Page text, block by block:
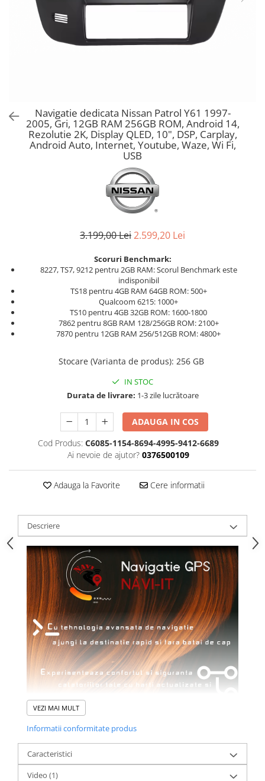
Navigatie dedicata Nissan Patrol Y61 1997-
2005, Gri, 12GB RAM 256GB ROM, Android 14,
Rezolutie 2K, Display QLED, 10", DSP, Carplay,
Android Auto, Internet, Youtube, Waze, Wi Fi,
USB
3.199,00 Lei2.599,20 Lei
Scoruri Benchmark:
8227, TS7, 9212 pentru 2GB RAM: Scorul Benchmark este
indisponibil
TS18 pentru 4GB RAM 64GB ROM: 500+
Qualcoom 6215: 1000+
TS10 pentru 4GB 32GB ROM: 1600-1800
7862 pentru 8GB RAM 128/256GB ROM: 2100+
7870 pentru 12GB RAM 256/512GB ROM: 4800+
Stocare (Varianta de produs): 256 GB
IN STOC
Durata de livrare: 1-3 zile lucrătoare
ADAUGA IN COS
Cod Produs: C6085-1154-8694-4995-9412-6689
Ai nevoie de ajutor? 0376500109
Adauga la Favorite Cere informatii
Descriere
VEZI MAI MULT
Informatii conformitate produs
Caracteristici
Video (1)